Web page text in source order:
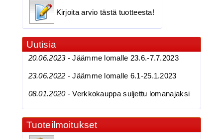
Kolmihaarakoukku N.4
BKK 6062-1X Black Ni...
Kirjoita arvio tästä tuotteesta!
Uutisia
20.06.2023 -Jäämme lomalle 23.6.-7.7.2023
23.06.2022 -Jäämme lomalle 6.1-25.1.2023
08.01.2020 -Verkkokauppa suljettu lomanajaksi
Tuoteilmoitukset